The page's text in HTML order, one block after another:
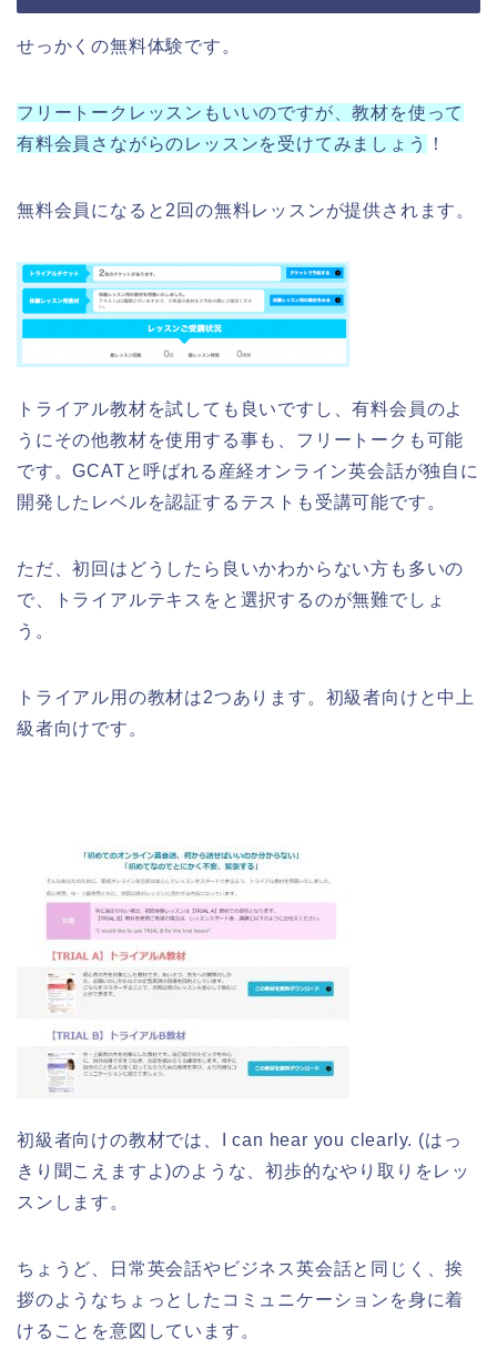
せっかくの無料体験です。
フリートークレッスンもいいのですが、教材を使って
有料会員さながらのレッスンを受けてみましょう
！
無料会員になると2回の無料レッスンが提供されます。
トライアル教材を試しても良いですし、有料会員のよ
うにその他教材を使用する事も、フリートークも可能
です。GCATと呼ばれる産経オンライン英会話が独自に
開発したレベルを認証するテストも受講可能です。
ただ、初回はどうしたら良いかわからない方も多いの
で、トライアルテキスをと選択するのが無難でしょ
う。
トライアル用の教材は2つあります。初級者向けと中上
級者向けです。
初級者向けの教材では、I can hear you clearly. (はっ
きり聞こえますよ)のような、初歩的なやり取りをレッ
スンします。
ちょうど、日常英会話やビジネス英会話と同じく、挨
拶のようなちょっとしたコミュニケーションを身に着
けることを意図しています。